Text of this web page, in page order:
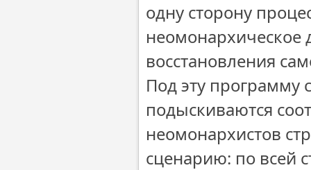
одну сторону
восстановления
Под эту программу
подыскиваются
неомонархистов
сценарию: по всей